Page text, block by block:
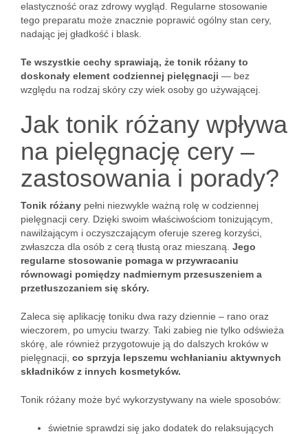
elastyczność oraz zdrowy wygląd. Regularne stosowanie
tego preparatu może znacznie poprawić ogólny stan cery,
nadając jej gładkość i blask.
Te wszystkie cechy sprawiają, że tonik różany to
doskonały element codziennej pielęgnacji — bez
względu na rodzaj skóry czy wiek osoby go używającej.
Jak tonik różany wpływa
na pielęgnację cery –
zastosowania i porady?
Tonik różany pełni niezwykle ważną rolę w codziennej
pielęgnacji cery. Dzięki swoim właściwościom tonizującym,
nawilżającym i oczyszczającym oferuje szereg korzyści,
zwłaszcza dla osób z cerą tłustą oraz mieszaną. Jego
regularne stosowanie pomaga w przywracaniu
równowagi pomiędzy nadmiernym przesuszeniem a
przetłuszczaniem się skóry.
Zaleca się aplikację toniku dwa razy dziennie – rano oraz
wieczorem, po umyciu twarzy. Taki zabieg nie tylko odświeża
skórę, ale również przygotowuje ją do dalszych kroków w
pielęgnacji, co sprzyja lepszemu wchłanianiu aktywnych
składników z innych kosmetyków.
Tonik różany może być wykorzystywany na wiele sposobów:
świetnie sprawdzi się jako dodatek do relaksujących